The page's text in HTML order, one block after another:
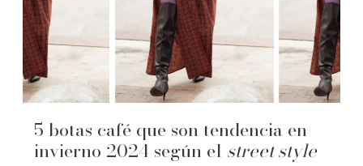
5 botas café que son tendencia en
invierno 2024 según el street style